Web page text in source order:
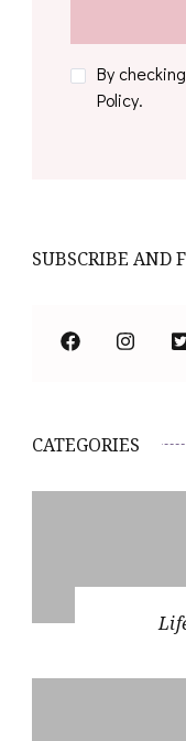
By
Policy.
SUBSCRIBE AND
CATEGORIES